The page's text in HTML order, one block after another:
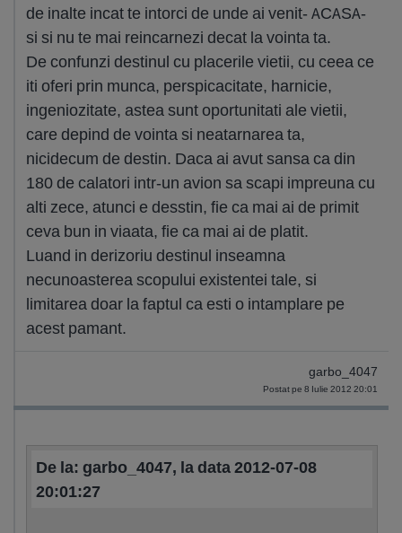
de inalte incat te intorci de unde ai venit- ACASA-
si si nu te mai reincarnezi decat la vointa ta.
De confunzi destinul cu placerile vietii, cu ceea ce
iti oferi prin munca, perspicacitate, harnicie,
ingeniozitate, astea sunt oportunitati ale vietii,
care depind de vointa si neatarnarea ta,
nicidecum de destin. Daca ai avut sansa ca din
180 de calatori intr-un avion sa scapi impreuna cu
alti zece, atunci e desstin, fie ca mai ai de primit
ceva bun in viaata, fie ca mai ai de platit.
Luand in derizoriu destinul inseamna
necunoasterea scopului existentei tale, si
limitarea doar la faptul ca esti o intamplare pe
acest pamant.
garbo_4047
Postat pe 8 Iulie 2012 20:01
De la: garbo_4047, la data 2012-07-08
20:01:27